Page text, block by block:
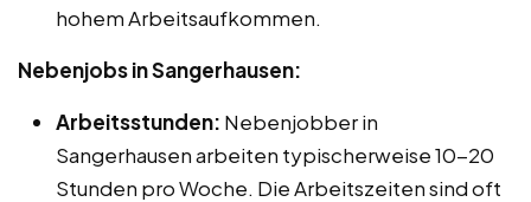
hohem Arbeitsaufkommen.
Nebenjobs in Sangerhausen:
Arbeitsstunden: Nebenjobber in
Sangerhausen arbeiten typischerweise 10-20
Stunden pro Woche. Die Arbeitszeiten sind oft